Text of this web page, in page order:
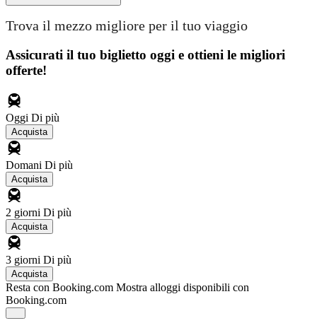
Trova il mezzo migliore per il tuo viaggio
Assicurati il ​​tuo biglietto oggi e ottieni le migliori
offerte!
Oggi Di più
Acquista
Domani Di più
Acquista
2 giorni Di più
Acquista
3 giorni Di più
Acquista
Resta con Booking.com Mostra alloggi disponibili con
Booking.com